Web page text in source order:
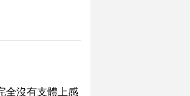
全沒有支體上感